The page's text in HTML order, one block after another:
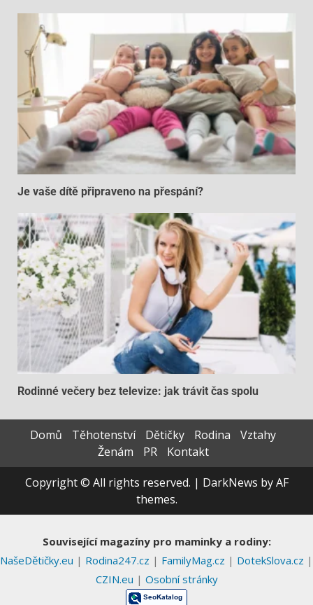
Je vaše dítě připraveno na přespání?
Rodinné večery bez televize: jak trávit čas spolu
Domů Těhotenství Dětičky Rodina
Vztahy
Ženám
PR
Kontakt
Copyright © All rights reserved. | DarkNews by AF
themes.
Související magazíny pro maminky a rodiny:
NašeDětičky.eu | Rodina247.cz | FamilyMag.cz | DotekSlova.cz |
CZIN.eu | Osobní stránky